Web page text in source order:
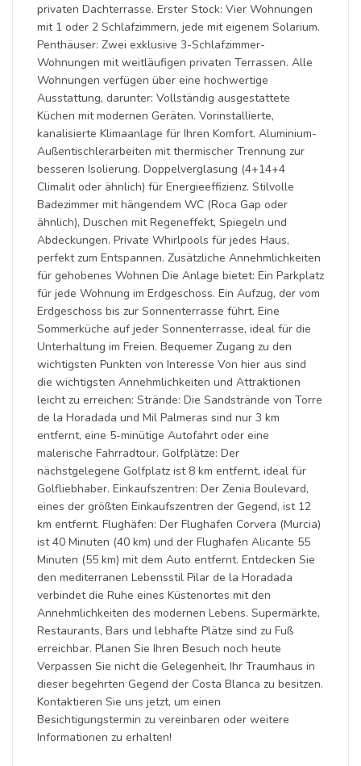
privaten Dachterrasse. Erster Stock: Vier Wohnungen
mit 1 oder 2 Schlafzimmern, jede mit eigenem Solarium.
Penthäuser: Zwei exklusive 3-Schlafzimmer-
Wohnungen mit weitläufigen privaten Terrassen. Alle
Wohnungen verfügen über eine hochwertige
Ausstattung, darunter: Vollständig ausgestattete
Küchen mit modernen Geräten. Vorinstallierte,
kanalisierte Klimaanlage für Ihren Komfort. Aluminium-
Außentischlerarbeiten mit thermischer Trennung zur
besseren Isolierung. Doppelverglasung (4+14+4
Climalit oder ähnlich) für Energieeffizienz. Stilvolle
Badezimmer mit hängendem WC (Roca Gap oder
ähnlich), Duschen mit Regeneffekt, Spiegeln und
Abdeckungen. Private Whirlpools für jedes Haus,
perfekt zum Entspannen. Zusätzliche Annehmlichkeiten
für gehobenes Wohnen Die Anlage bietet: Ein Parkplatz
für jede Wohnung im Erdgeschoss. Ein Aufzug, der vom
Erdgeschoss bis zur Sonnenterrasse führt. Eine
Sommerküche auf jeder Sonnenterrasse, ideal für die
Unterhaltung im Freien. Bequemer Zugang zu den
wichtigsten Punkten von Interesse Von hier aus sind
die wichtigsten Annehmlichkeiten und Attraktionen
leicht zu erreichen: Strände: Die Sandstrände von Torre
de la Horadada und Mil Palmeras sind nur 3 km
entfernt, eine 5-minütige Autofahrt oder eine
malerische Fahrradtour. Golfplätze: Der
nächstgelegene Golfplatz ist 8 km entfernt, ideal für
Golfliebhaber. Einkaufszentren: Der Zenia Boulevard,
eines der größten Einkaufszentren der Gegend, ist 12
km entfernt. Flughäfen: Der Flughafen Corvera (Murcia)
ist 40 Minuten (40 km) und der Flughafen Alicante 55
Minuten (55 km) mit dem Auto entfernt. Entdecken Sie
den mediterranen Lebensstil Pilar de la Horadada
verbindet die Ruhe eines Küstenortes mit den
Annehmlichkeiten des modernen Lebens. Supermärkte,
Restaurants, Bars und lebhafte Plätze sind zu Fuß
erreichbar. Planen Sie Ihren Besuch noch heute
Verpassen Sie nicht die Gelegenheit, Ihr Traumhaus in
dieser begehrten Gegend der Costa Blanca zu besitzen.
Kontaktieren Sie uns jetzt, um einen
Besichtigungstermin zu vereinbaren oder weitere
Informationen zu erhalten!